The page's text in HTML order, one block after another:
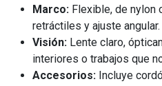
Marco: Flexible, de nylon
retráctiles y ajuste angular.
Visión: Lente claro,
interiores o trabajos que
Accesorios: Incluye